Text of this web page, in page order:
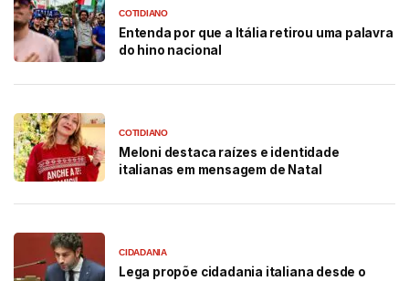
COTIDIANO
Entenda por que a Itália retirou uma palavra
do hino nacional
COTIDIANO
Meloni destaca raízes e identidade
italianas em mensagem de Natal
CIDADANIA
Lega propõe cidadania italiana desde o